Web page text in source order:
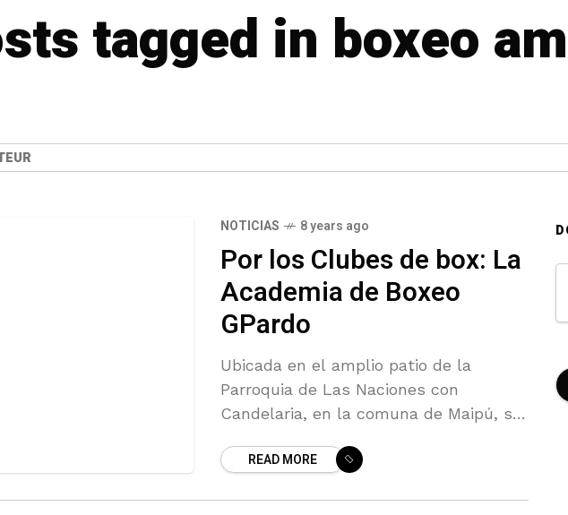
tagged in boxeo
NOTICIAS 8 years ago
Por los Clubes de box: La
Academia de Boxeo
GPardo
Ubicada en el amplio patio de la
Parroquia de Las Naciones con
Candelaria, en la comuna de Maipú, se
GPardo, conducida por los profesores
READ MORE